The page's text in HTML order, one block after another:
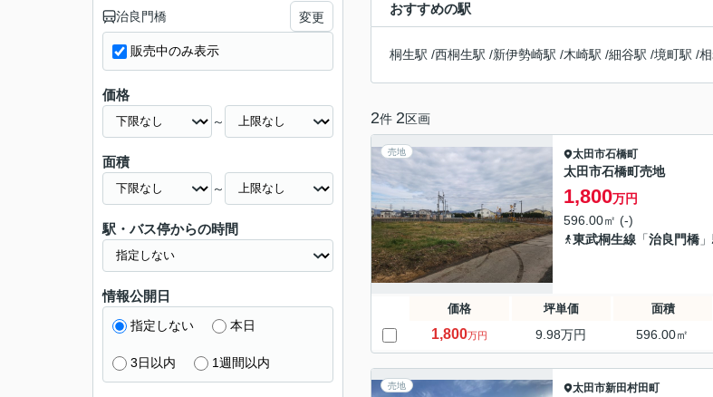
おすすめの駅
桐生駅 /西桐生駅 /新伊勢崎駅 /木崎駅 /細谷駅 /境町駅 /
2件 2区画
売地 太田市石橋町
太田市石橋町売地
1,800万円
596.00㎡ (-)
東武桐生線 「治良門橋
価格 坪単価 面積
1,800万円 9.98万円 596.00㎡
売地 太田市新田村田町
治良門橋 変更
販売中のみ表示
価格
～
面積
～
駅・バス停からの時間
情報公開日
指定しない 本日
3日以内 1週間以内